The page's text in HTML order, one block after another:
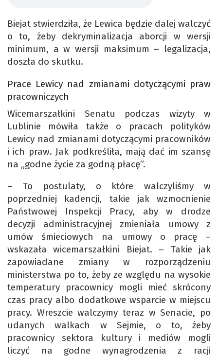
Biejat stwierdziła, że Lewica będzie dalej walczyć
o to, żeby dekryminalizacja aborcji w wersji
minimum, a w wersji maksimum – legalizacja,
doszła do skutku.
Prace Lewicy nad zmianami dotyczącymi praw
pracowniczych
Wicemarszałkini Senatu podczas wizyty w
Lublinie mówiła także o pracach polityków
Lewicy nad zmianami dotyczącymi pracowników
i ich praw. Jak podkreśliła, mają dać im szansę
na „godne życie za godną płacę”.
– To postulaty, o które walczyliśmy w
poprzedniej kadencji, takie jak wzmocnienie
Państwowej Inspekcji Pracy, aby w drodze
decyzji administracyjnej zmieniała umowy z
umów śmieciowych na umowy o pracę –
wskazała wicemarszałkini Biejat. – Takie jak
zapowiadane zmiany w rozporządzeniu
ministerstwa po to, żeby ze względu na wysokie
temperatury pracownicy mogli mieć skrócony
czas pracy albo dodatkowe wsparcie w miejscu
pracy. Wreszcie walczymy teraz w Senacie, po
udanych walkach w Sejmie, o to, żeby
pracownicy sektora kultury i mediów mogli
liczyć na godne wynagrodzenia z racji